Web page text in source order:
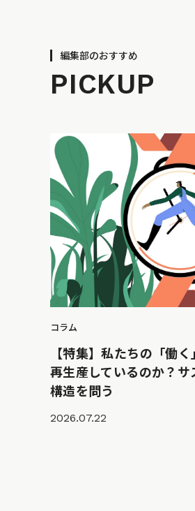
編集部のおすすめ
PICKUP
コラム
【特集】私たちの「働
再生産しているのか？
構造を問う
2026.07.22